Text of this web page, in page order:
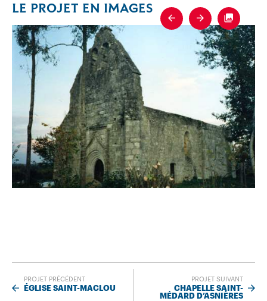
LE PROJET EN IMAGES
Previous
Next
PROJET PRÉCÉDENT
ÉGLISE SAINT-MACLOU
PROJET SUIVANT
CHAPELLE SAINT-
MÉDARD D’ASNIÈRES